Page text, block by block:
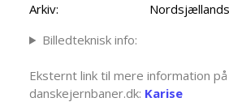
Arkiv:
Billedteknisk info:
Eksternt link til mere information på
danskejernbaner.dk: Karise